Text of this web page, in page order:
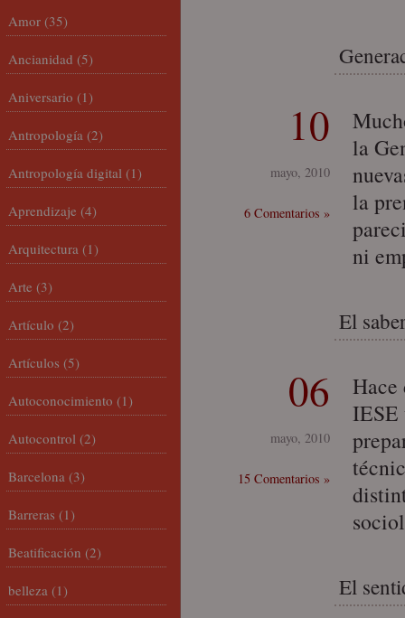
10
mayo, 2010
6 Comentarios »
la
la
ni
El
06
mayo, 2010
15 Comentarios »
Hace
IESE
El
Amor (35)
Ancianidad (5)
Aniversario (1)
Antropología (2)
Antropología digital (1)
Aprendizaje (4)
Arquitectura (1)
Arte (3)
Artículo (2)
Artículos (5)
Autoconocimiento (1)
Autocontrol (2)
Barcelona (3)
Barreras (1)
Beatificación (2)
belleza (1)